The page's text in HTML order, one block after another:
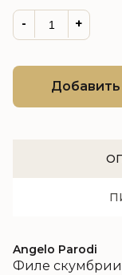
- +
Добавить
Angelo Parodi
Филе скумбрии